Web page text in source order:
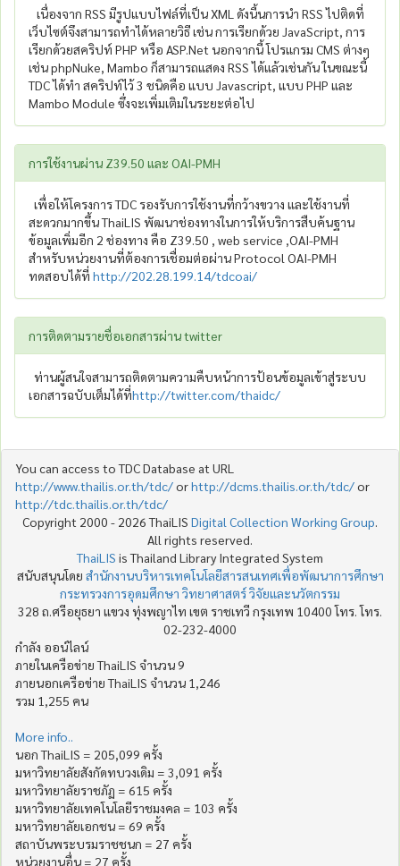
เนื่องจาก RSS มีรูปแบบไฟล์ที่เป็น XML ดังนี้นการนำ RSS ไปติดที่
เว็บไซต์จึงสามารถทำได้หลายวิธี เช่น การเรียกด้วย JavaScript, การ
เรียกด้วยสคริปท์ PHP หรือ ASP.Net นอกจากนี้ โปรแกรม CMS ต่างๆ
เช่น phpNuke, Mambo ก็สามารถแสดง RSS ได้แล้วเช่นกัน ในขณะนี้
TDC ได้ทำ สคริปท์ไว้ 3 ชนิดคือ แบบ Javascript, แบบ PHP และ
Mambo Module ซึ่งจะเพิ่มเติมในระยะต่อไป
การใช้งานผ่าน Z39.50 และ OAI-PMH
เพื่อให้โครงการ TDC รองรับการใช้งานที่กว้างขวาง และใช้งานที่
สะดวกมากขึ้น ThaiLIS พัฒนาช่องทางในการให้บริการสืบค้นฐาน
ข้อมูลเพิ่มอีก 2 ช่องทาง คือ Z39.50 , web service ,OAI-PMH
สำหรับหน่วยงานที่ต้องการเชื่อมต่อผ่าน Protocol OAI-PMH
ทดสอบได้ที่ http://202.28.199.14/tdcoai/
การติดตามรายชื่อเอกสารผ่าน twitter
ท่านผู้สนใจสามารถติดตามความคืบหน้าการป้อนข้อมูลเข้าสู่ระบบ
เอกสารฉบับเต็มได้ที่http://twitter.com/thaidc/
You can access to TDC Database at URL
http://www.thailis.or.th/tdc/orhttp://dcms.thailis.or.th/tdc/or
http://tdc.thailis.or.th/tdc/
Copyright 2000 - 2026 ThaiLIS Digital Collection Working Group.
All rights reserved.
ThaiLIS is Thailand Library Integrated System
สนับสนุนโดย สำนักงานบริหารเทคโนโลยีสารสนเทศเพื่อพัฒนาการศึกษา
กระทรวงการอุดมศึกษา วิทยาศาสตร์ วิจัยและนวัตกรรม
328 ถ.ศรีอยุธยา แขวง ทุ่งพญาไท เขต ราชเทวี กรุงเทพ 10400 โทร. โทร.
02-232-4000
กำลัง ออน์ไลน์
ภายในเครือข่าย ThaiLIS จำนวน 9
ภายนอกเครือข่าย ThaiLIS จำนวน 1,246
รวม 1,255 คน
More info..
นอก ThaiLIS = 205,099 ครั้ง
มหาวิทยาลัยสังกัดทบวงเดิม = 3,091 ครั้ง
มหาวิทยาลัยราชภัฏ = 615 ครั้ง
มหาวิทยาลัยเทคโนโลยีราชมงคล = 103 ครั้ง
มหาวิทยาลัยเอกชน = 69 ครั้ง
สถาบันพระบรมราชชนก = 27 ครั้ง
หน่วยงานอื่น = 27 ครั้ง